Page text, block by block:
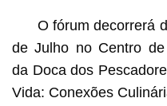
O fórum decorrerá
de Julho no Centro
da Doca dos
Vida: Conexões